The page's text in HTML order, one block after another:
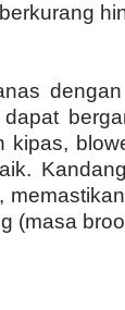
(masa